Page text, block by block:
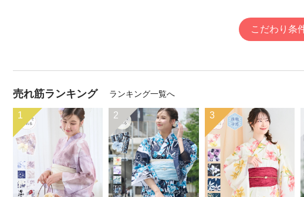
こだわり条
売れ筋ランキング ランキング一覧へ
1 2 3